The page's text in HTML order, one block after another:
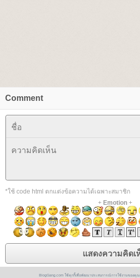
Comment
*ใช้ code html ตกแต่งข้อความได้เฉพาะสมาชิก
+ Emotion+
BlogGang.com ใช้คุกกี้เพื่อพัฒนาประสบการณ์การใช้งานของคุณ